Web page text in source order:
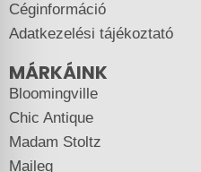
Céginformáció
Adatkezelési tájékoztató
MÁRKÁINK
Bloomingville
Chic Antique
Madam Stoltz
Maileg